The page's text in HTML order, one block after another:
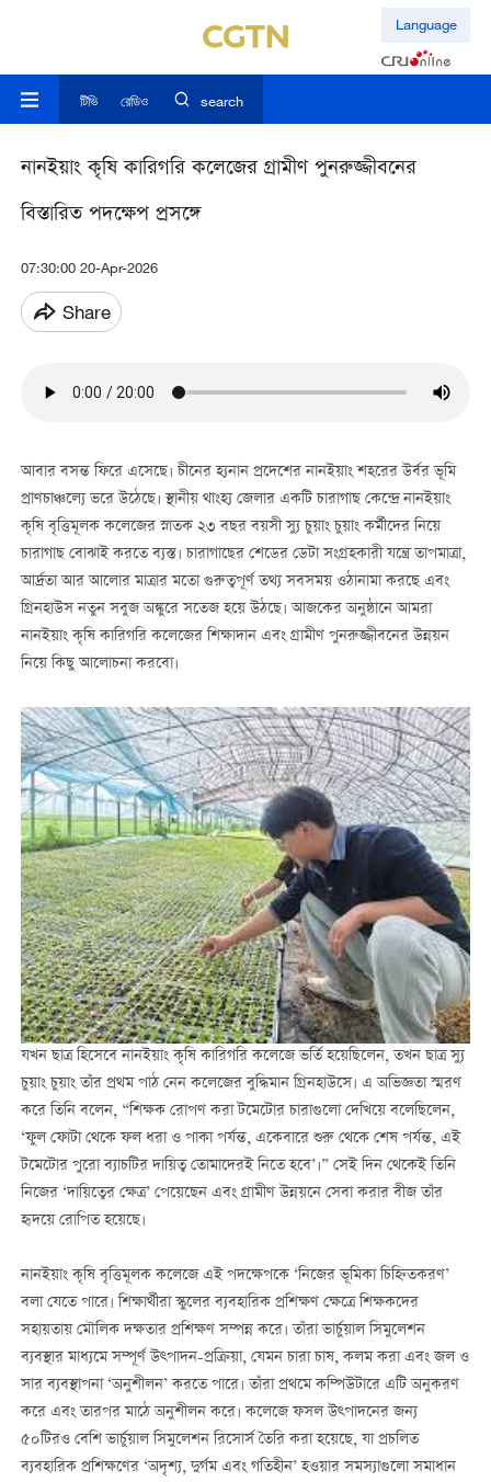
Language
টিভি রেডিও search
নানইয়াং কৃষি কারিগরি কলেজের গ্রামীণ পুনরুজ্জীবনের
বিস্তারিত পদক্ষেপ প্রসঙ্গে
07:30:00 20-Apr-2026
Share
আবার বসন্ত ফিরে এসেছে। চীনের হ্যনান প্রদেশের নানইয়াং শহরের উর্বর ভূমি
প্রাণচাঞ্চল্যে ভরে উঠেছে। স্থানীয় থাংহ্য জেলার একটি চারাগাছ কেন্দ্রে নানইয়াং
কৃষি বৃত্তিমূলক কলেজের স্নাতক ২৩ বছর বয়সী স্যু চুয়াং চুয়াং কর্মীদের নিয়ে
চারাগাছ বোঝাই করতে ব্যস্ত। চারাগাছের শেডের ডেটা সংগ্রহকারী যন্ত্রে তাপমাত্রা,
আর্দ্রতা আর আলোর মাত্রার মতো গুরুত্বপূর্ণ তথ্য সবসময় ওঠানামা করছে এবং
গ্রিনহাউস নতুন সবুজ অঙ্কুরে সতেজ হয়ে উঠছে। আজকের অনুষ্ঠানে আমরা
নানইয়াং কৃষি কারিগরি কলেজের শিক্ষাদান এবং গ্রামীণ পুনরুজ্জীবনের উন্নয়ন
নিয়ে কিছু আলোচনা করবো।
যখন ছাত্র হিসেবে নানইয়াং কৃষি কারিগরি কলেজে ভর্তি হয়েছিলেন, তখন ছাত্র স্যু
চুয়াং চুয়াং তাঁর প্রথম পাঠ নেন কলেজের বুদ্ধিমান গ্রিনহাউসে। এ অভিজ্ঞতা স্মরণ
করে তিনি বলেন, “শিক্ষক রোপণ করা টমেটোর চারাগুলো দেখিয়ে বলেছিলেন,
‘ফুল ফোটা থেকে ফল ধরা ও পাকা পর্যন্ত, একেবারে শুরু থেকে শেষ পর্যন্ত, এই
টমেটোর পুরো ব্যাচটির দায়িত্ব তোমাদেরই নিতে হবে’।” সেই দিন থেকেই তিনি
নিজের ‘দায়িত্বের ক্ষেত্র’ পেয়েছেন এবং গ্রামীণ উন্নয়নে সেবা করার বীজ তাঁর
হৃদয়ে রোপিত হয়েছে।
নানইয়াং কৃষি বৃত্তিমূলক কলেজে এই পদক্ষেপকে ‘নিজের ভূমিকা চিহ্নিতকরণ’
বলা যেতে পারে। শিক্ষার্থীরা স্কুলের ব্যবহারিক প্রশিক্ষণ ক্ষেত্রে শিক্ষকদের
সহায়তায় মৌলিক দক্ষতার প্রশিক্ষণ সম্পন্ন করে। তাঁরা ভার্চুয়াল সিমুলেশন
ব্যবস্থার মাধ্যমে সম্পূর্ণ উত্পাদন-প্রক্রিয়া, যেমন চারা চাষ, কলম করা এবং জল ও
সার ব্যবস্থাপনা ‘অনুশীলন’ করতে পারে। তাঁরা প্রথমে কম্পিউটারে এটি অনুকরণ
করে এবং তারপর মাঠে অনুশীলন করে। কলেজে ফসল উত্পাদনের জন্য
৫০টিরও বেশি ভার্চুয়াল সিমুলেশন রিসোর্স তৈরি করা হয়েছে, যা প্রচলিত
ব্যবহারিক প্রশিক্ষণের ‘অদৃশ্য, দুর্গম এবং গতিহীন’ হওয়ার সমস্যাগুলো সমাধান